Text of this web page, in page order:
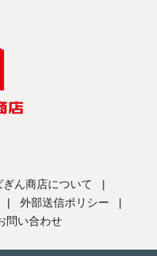
ぎん商店について
|
| 外部送信ポリシー
|
問い合わせ